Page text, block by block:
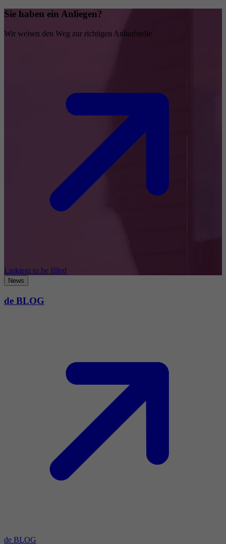
Sie haben ein Anliegen?
Wir weisen den Weg zur richtigen Anlaufstelle
Linktext to be filled
News
de BLOG
de BLOG